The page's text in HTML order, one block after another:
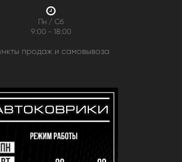
Пн / Сб
9:00 - 18:00
продаж и самовывоза